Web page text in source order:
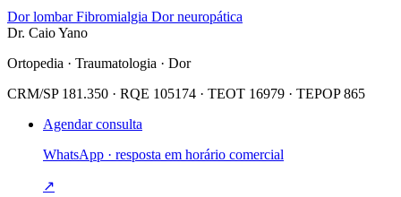
Dor lombarFibromialgia Dor neuropática
Dr. Caio Yano
Ortopedia · Traumatologia · Dor
CRM/SP 181.350 · RQE 105174 · TEOT 16979 · TEPOP 865
Agendar consulta
WhatsApp · resposta em horário comercial
↗